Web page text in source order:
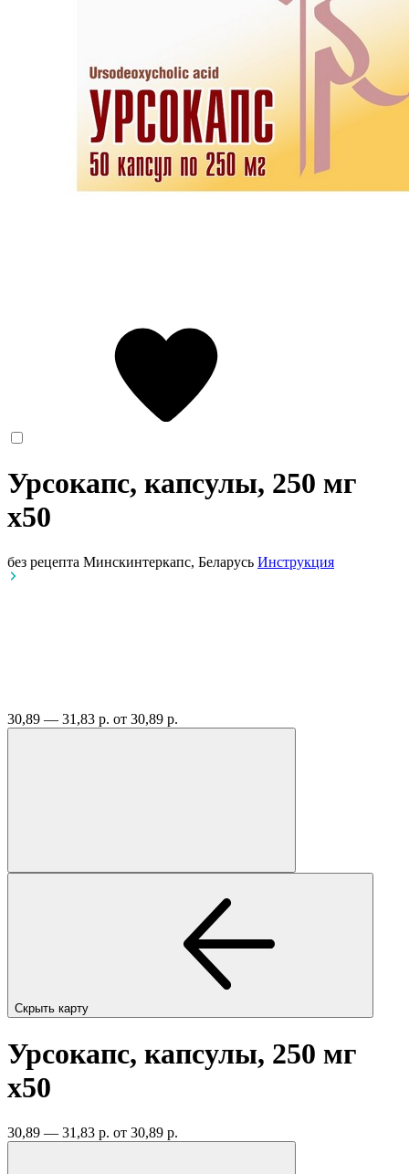
Урсокапс, капсулы, 250 мг
x50
без рецепта Минскинтеркапс, Беларусь Инструкция
30,89 — 31,83 р. от 30,89 р.
Скрыть карту
Урсокапс, капсулы, 250 мг
x50
30,89 — 31,83 р. от 30,89 р.